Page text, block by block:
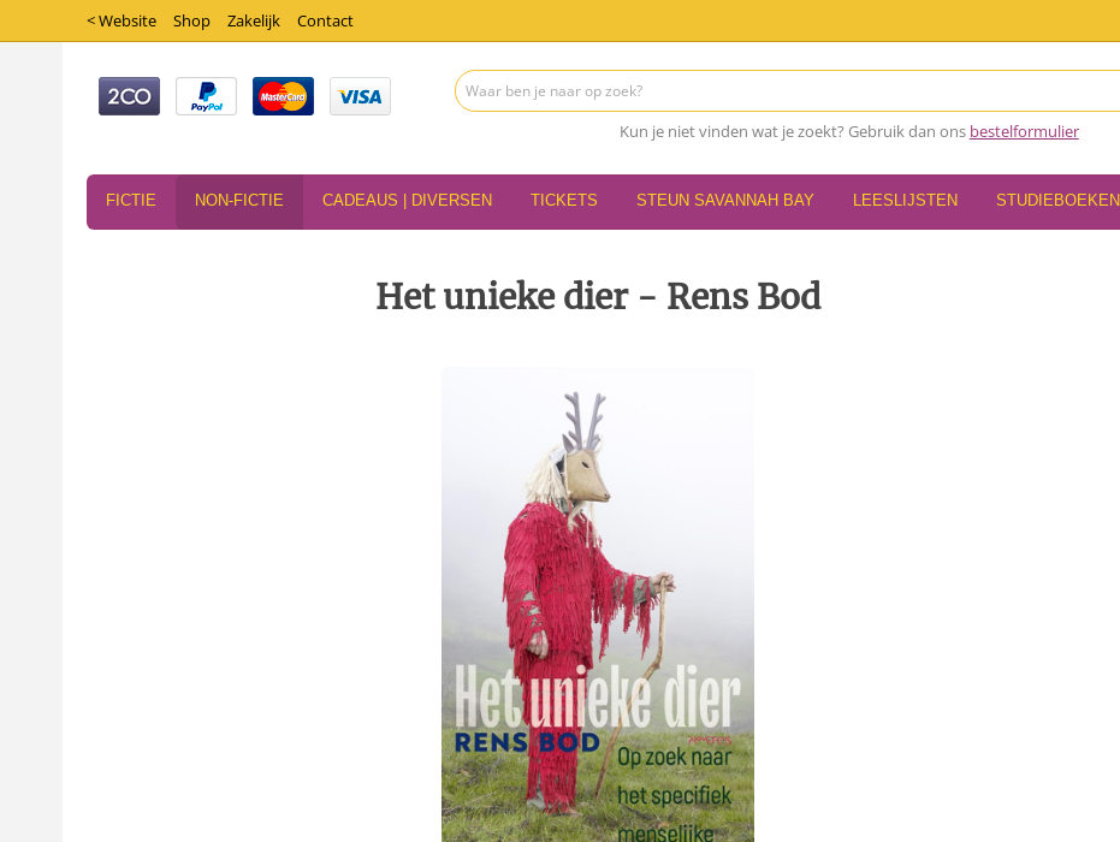
< Website Shop Zakelijk Contact
Kun je niet vinden wat je zoekt? Gebruik dan ons bestelformulier
FICTIE NON-FICTIE CADEAUS | DIVERSEN TICKETS STEUN SAVANNAH BAY LEESLIJSTEN STUDIEBOEKEN
Het unieke dier - Rens Bod